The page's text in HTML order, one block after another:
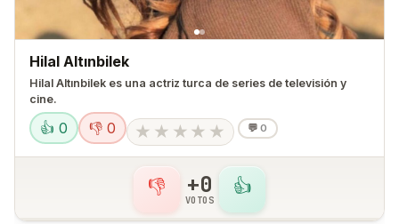
Hilal Altınbilek
Hilal Altınbilek es una actriz turca de series de televisión y
cine.
👍 0 👎 0 ★ ★ ★ ★ ★ 💬 0
👍
+0
VOTOS
👎